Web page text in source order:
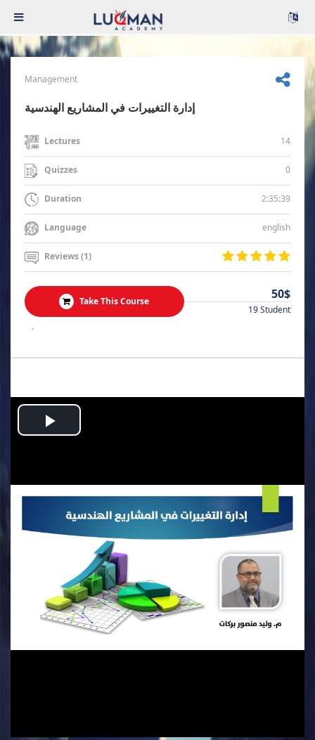
Management
إدارة التغييرات في المشاريع الهندسية
Lectures 14
Quizzes 0
Duration 2:35:39
Language english
Reviews (1)
Take This Course 50$
19 Student
.
Play